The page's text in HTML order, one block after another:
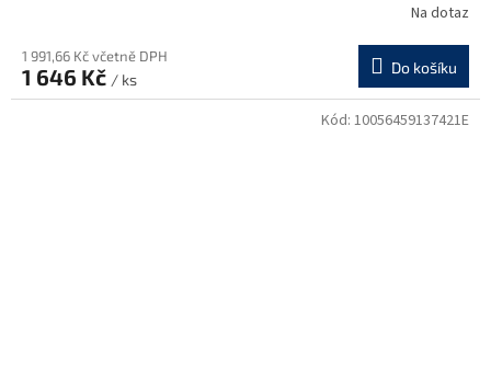
Na dotaz
1 991,66 Kč včetně DPH
1 646 Kč / ks
Do košíku
Kód: 10056459137421E